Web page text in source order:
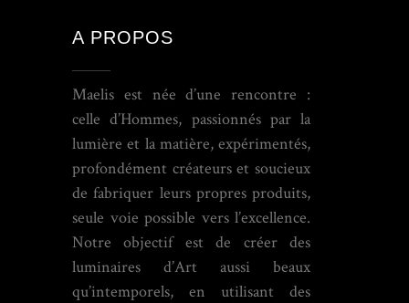
A PROPOS
Maelis est née d’une rencontre :
celle d’Hommes, passionnés par la
lumière et la matière, expérimentés,
profondément créateurs et soucieux
de fabriquer leurs propres produits,
seule voie possible vers l’excellence.
Notre objectif est de créer des
luminaires d’Art aussi beaux
qu’intemporels, en utilisant des